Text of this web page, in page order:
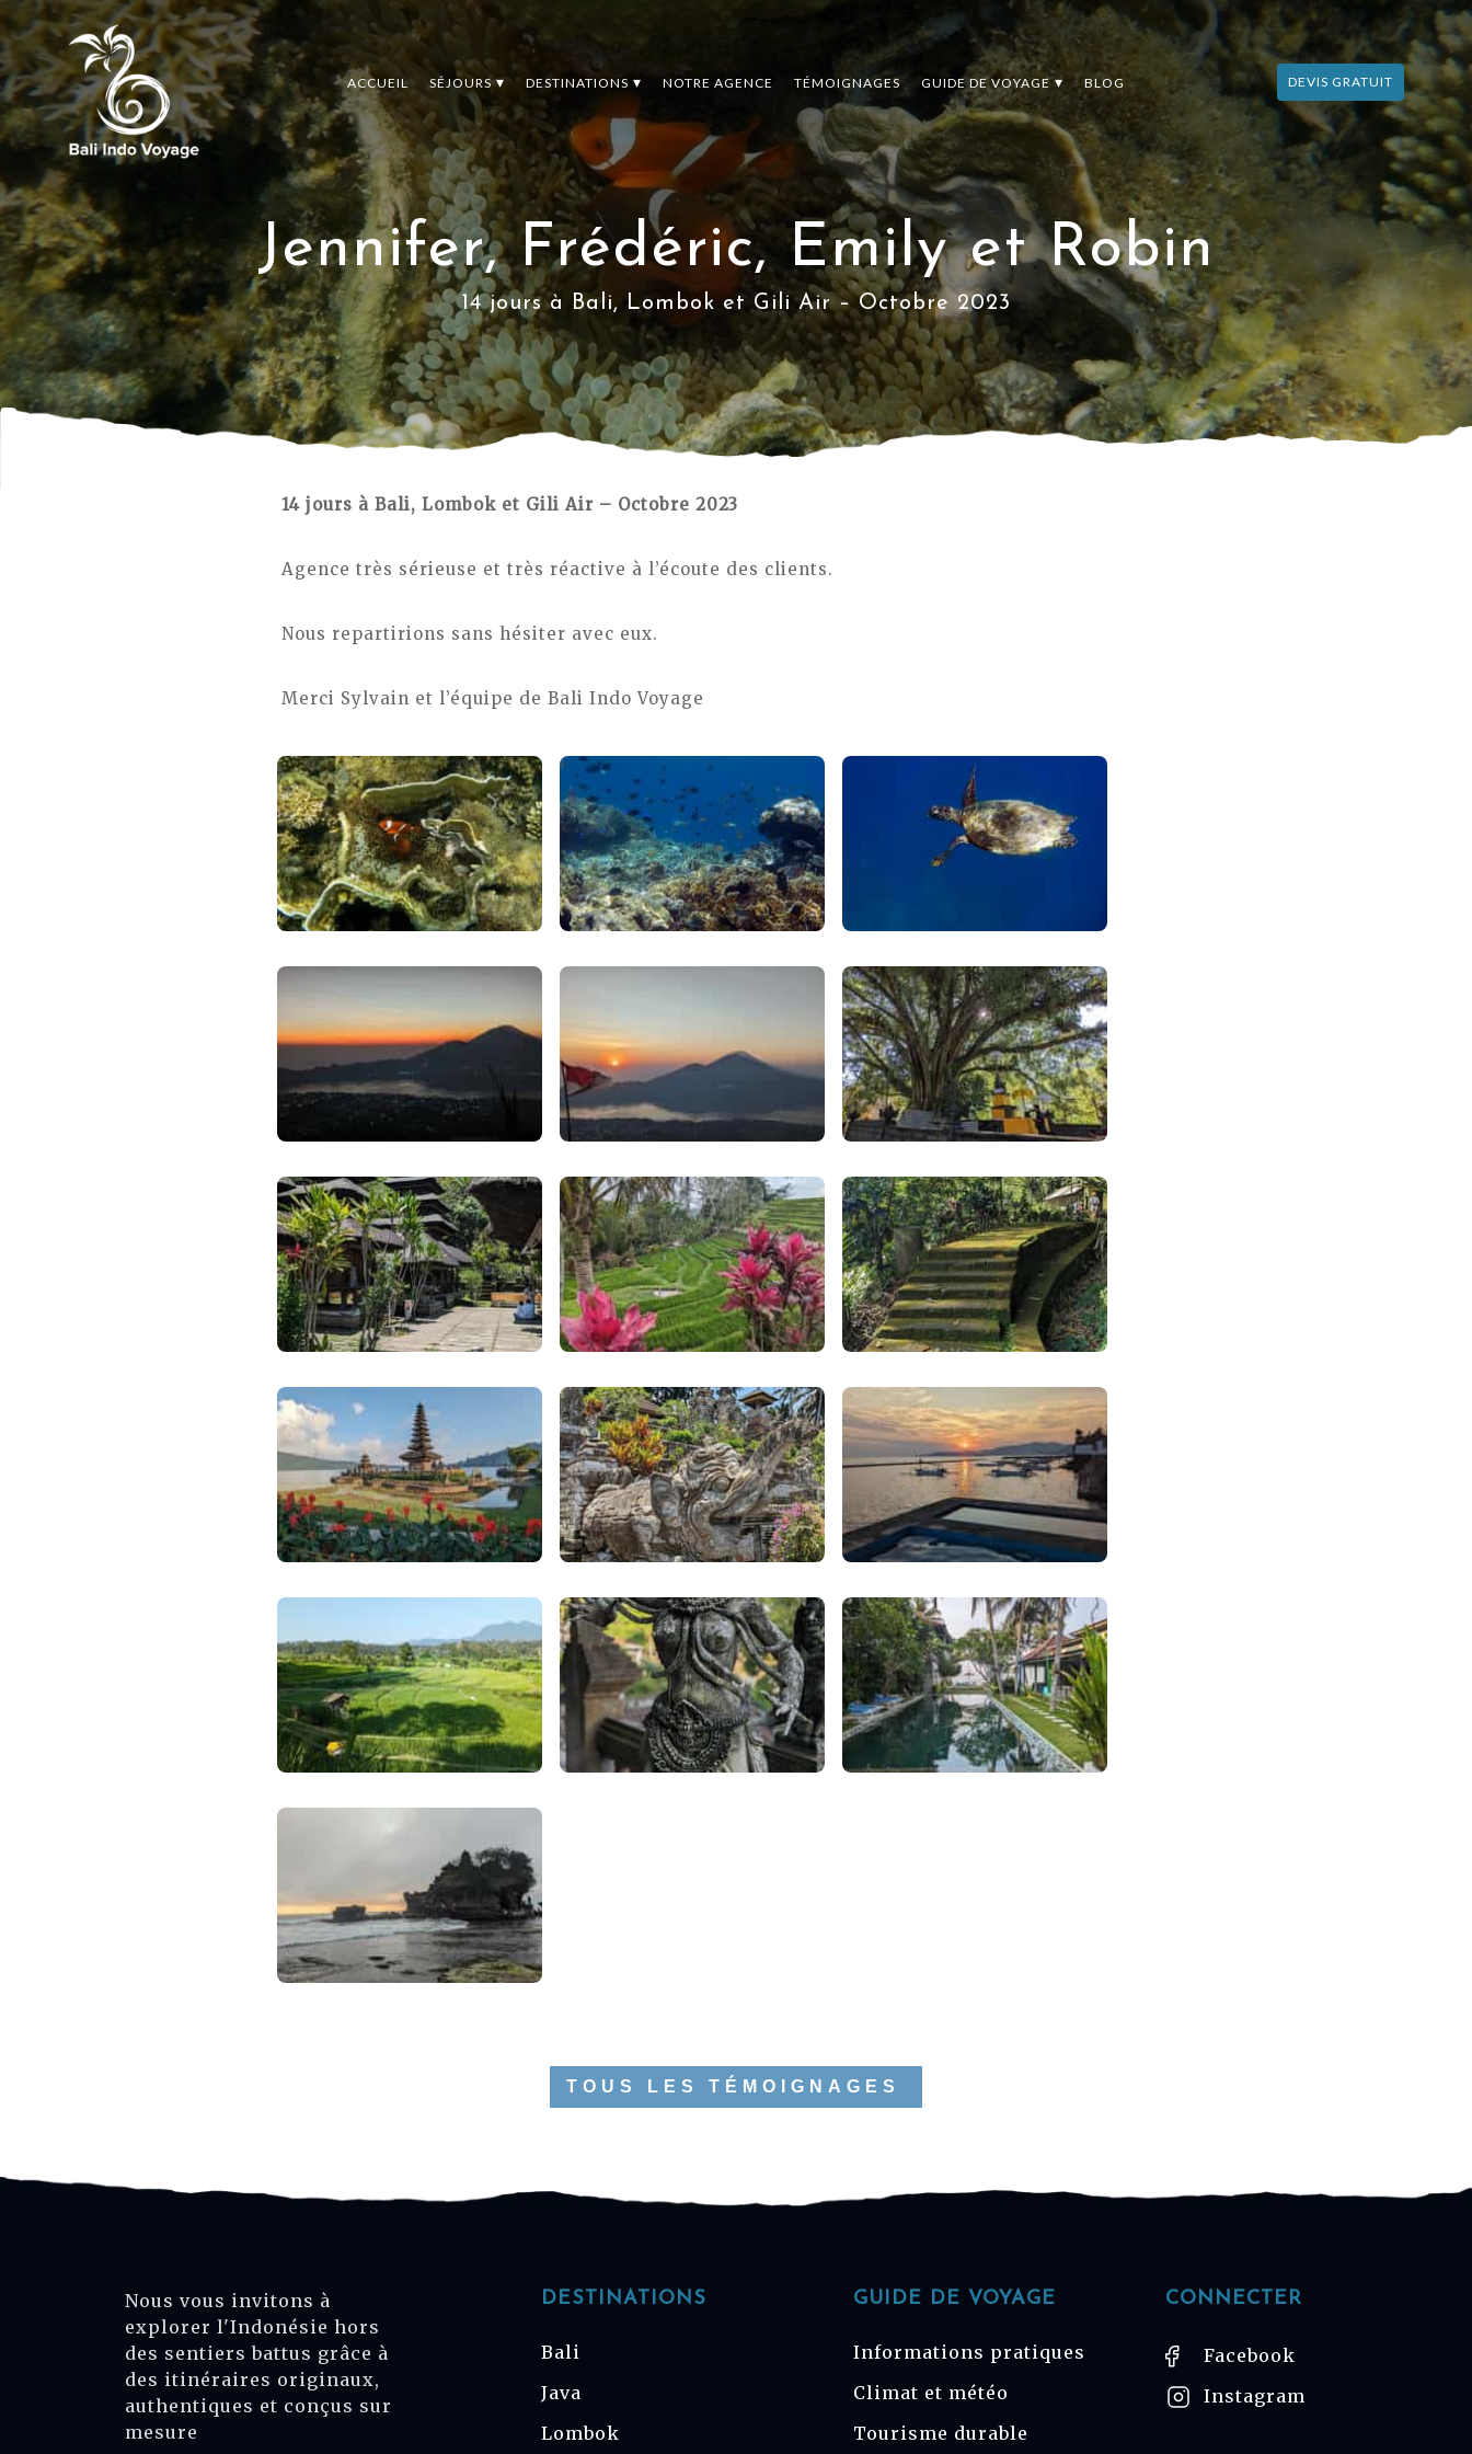
ACCUEIL SÉJOURS DESTINATIONS NOTRE AGENCE TÉMOIGNAGES GUIDE DE VOYAGE BLOG DEVIS GRATUIT
Jennifer, Frédéric, Emily et Robin
14 jours à Bali, Lombok et Gili Air – Octobre 2023
14 jours à Bali, Lombok et Gili Air – Octobre 2023
Agence très sérieuse et très réactive à l’écoute des clients.
Nous repartirions sans hésiter avec eux.
Merci Sylvain et l’équipe de Bali Indo Voyage
TOUS LES TÉMOIGNAGES
Nous vous invitons à
explorer l'Indonésie hors
des sentiers battus grâce à
des itinéraires originaux,
authentiques et conçus sur
mesure
DESTINATIONS
Bali
Java
Lombok
GUIDE DE VOYAGE
Informations pratiques
Climat et météo
Tourisme durable
CONNECTER
Facebook
Instagram